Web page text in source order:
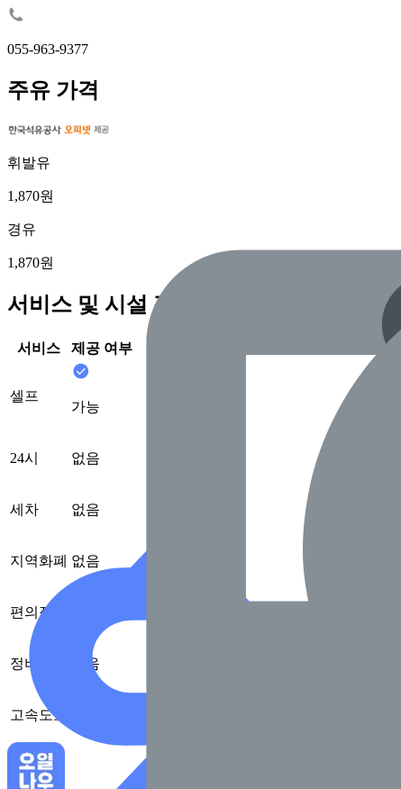
055-963-9377
주유 가격
휘발유
1,870원
경유
1,870원
서비스 및 시설 정보
서비스 제공 여부
셀프
가능
24시 없음
세차 없음
지역화폐 없음
편의점
정비 없음
고속도로